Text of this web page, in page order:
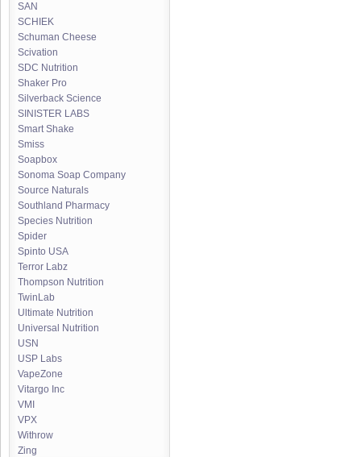
SAN
SCHIEK
Schuman Cheese
Scivation
SDC Nutrition
Shaker Pro
Silverback Science
SINISTER LABS
Smart Shake
Smiss
Soapbox
Sonoma Soap Company
Source Naturals
Southland Pharmacy
Species Nutrition
Spider
Spinto USA
Terror Labz
Thompson Nutrition
TwinLab
Ultimate Nutrition
Universal Nutrition
USN
USP Labs
VapeZone
Vitargo Inc
VMI
VPX
Withrow
Zing